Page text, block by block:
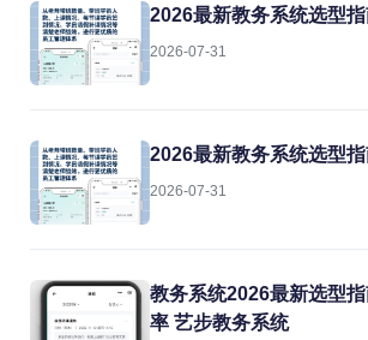
2026最新教务系统选型
2026-07-31
2026最新教务系统选型
2026-07-31
教务系统2026最新选型
率 艺步教务系统